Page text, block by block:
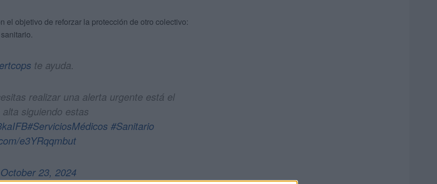
el objetivo de reforzar la protección de otro colectivo:
te ayuda.
realizar una alerta urgente está el
siguiendo estas
#ServiciosMédicos #Sanitario
e3YRqqmbut
October 23, 2024